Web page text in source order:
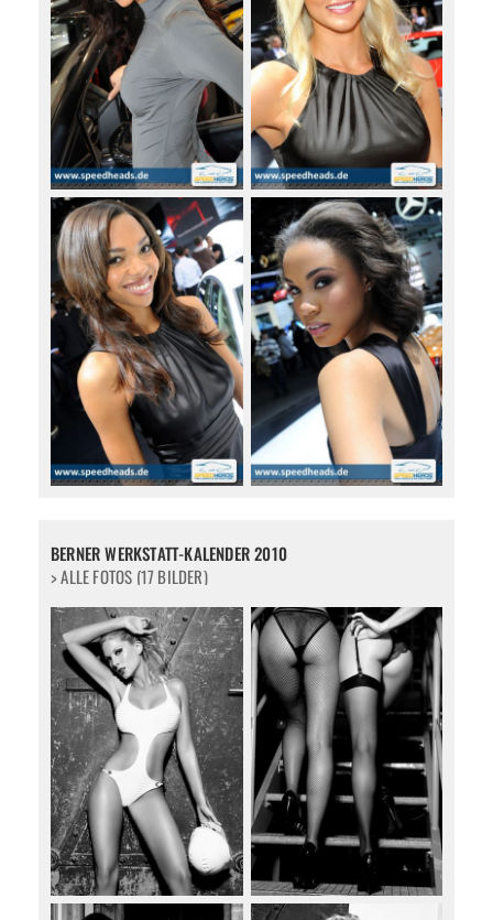
BERNER WERKSTATT-KALENDER 2010
> ALLE FOTOS (17 BILDER)